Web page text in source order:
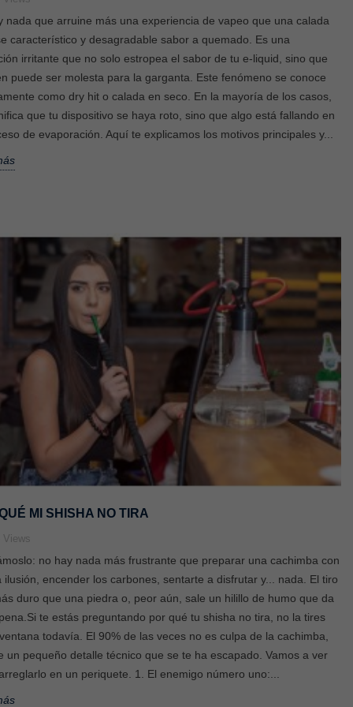
nada que arruine más una experiencia de vapeo que una calada
característico y desagradable sabor a quemado. Es una
irritante que no solo estropea el sabor de tu e-liquid, sino que
puede ser molesta para la garganta. Este fenómeno se conoce
como dry hit o calada en seco. En la mayoría de los casos,
que tu dispositivo se haya roto, sino que algo está fallando en
de evaporación. Aquí te explicamos los motivos principales y...
MI SHISHA NO TIRA
Views
no hay nada más frustrante que preparar una cachimba con
ilusión, encender los carbones, sentarte a disfrutar y... nada. El tiro
duro que una piedra o, peor aún, sale un hilillo de humo que da
te estás preguntando por qué tu shisha no tira, no la tires
todavía. El 90% de las veces no es culpa de la cachimba,
un pequeño detalle técnico que se te ha escapado. Vamos a ver
en un periquete. 1. El enemigo número uno:...